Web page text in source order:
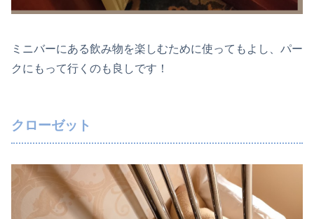
ミニバーにある飲み物を楽しむために使ってもよし、パー
クにもって行くのも良しです！
クローゼット